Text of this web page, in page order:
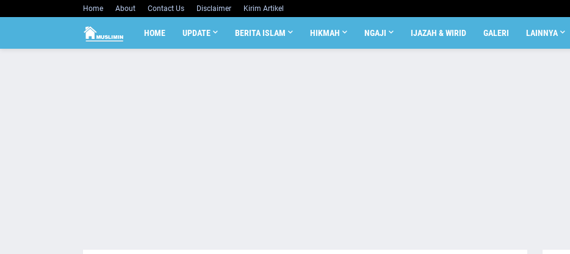
Home About Contact Us Disclaimer Kirim Artikel
HOME UPDATE BERITA ISLAM HIKMAH NGAJI IJAZAH & WIRID GALERI LAINNYA